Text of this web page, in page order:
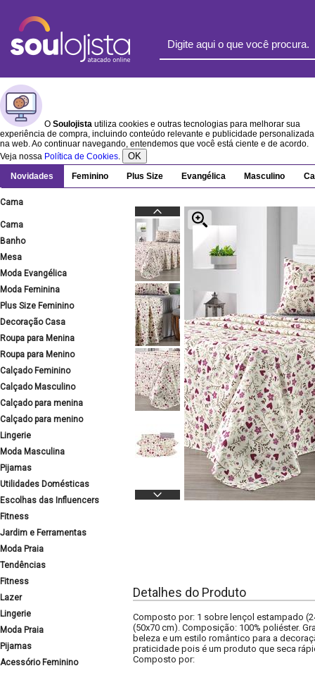
O Soulojista utiliza cookies e outras tecnologias para melhorar sua
experiência de compra, incluindo conteúdo relevante e publicidade personalizada
na web. Ao continuar navegando, entendemos que você está ciente e de acordo.
Veja nossa Política de Cookies. OK
Novidades Feminino Plus Size Evangélica Masculino
Cama
Cama
Banho
Mesa
Moda Evangélica
Moda Feminina
Plus Size Feminino
Decoração Casa
Roupa para Menina
Roupa para Menino
Calçado Feminino
Calçado Masculino
Calçado para menina
Calçado para menino
Lingerie
Moda Masculina
Pijamas
Utilidades Domésticas
Escolhas das Influencers
Fitness
Jardim e Ferramentas
Moda Praia
Tendências
Fitness
Lazer
Lingerie
Moda Praia
Pijamas
Acessório Feminino
Detalhes do Produto
Composto por: 1 sobre lençol estampado
(50x70 cm). Composição: 100% poliéster.
beleza e um estilo romântico para a
praticidade pois é um produto que seca
Composto por: